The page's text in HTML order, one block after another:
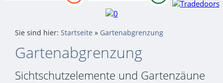
Sie sind hier: Startseite » Gartenabgrenzung
Gartenabgrenzung
Sichtschutzelemente und Gartenzäune